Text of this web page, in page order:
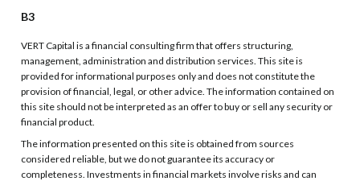
B3
VERT Capital is a financial consulting firm that offers structuring,
management, administration and distribution services. This site is
provided for informational purposes only and does not constitute the
provision of financial, legal, or other advice. The information contained on
this site should not be interpreted as an offer to buy or sell any security or
financial product.
The information presented on this site is obtained from sources
considered reliable, but we do not guarantee its accuracy or
completeness. Investments in financial markets involve risks and can